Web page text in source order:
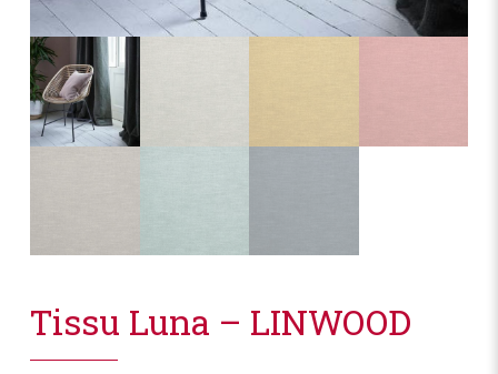
Tissu Luna – LINWOOD